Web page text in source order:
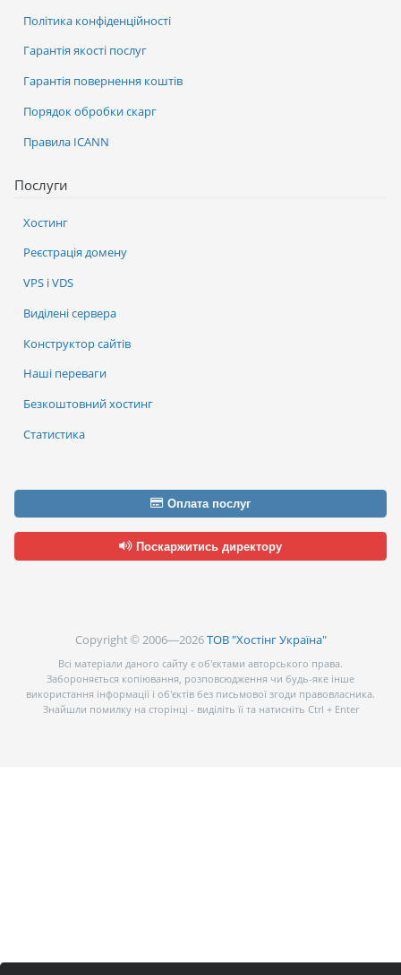
Послуги
Хостинг
Реєстрація домену
VPS і VDS
Виділені сервера
Конструктор сайтів
Наші переваги
Безкоштовний хостинг
Статистика
Політика конфіденційності
Гарантія якості послуг
Гарантія повернення коштів
Порядок обробки скарг
Правила ICANN
Оплата послуг
Поскаржитись директору
Copyright © 2006—2026ТОВ "Хостінг Україна"
Всі матеріали даного сайту є об’єктами авторського права.
Забороняється копіювання, розповсюдження чи будь-яке інше
використання інформації і об’єктів без письмової згоди правовласника.
Знайшли помилку на сторінці - виділіть її та натисніть Ctrl + Enter